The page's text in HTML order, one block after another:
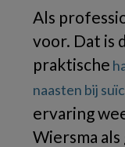
Als
voor. Dat is
praktische
naasten bij
ervaring
Wiersma